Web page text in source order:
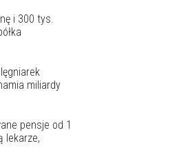
i 300 tys.
miliardy
pensje od 1
lekarze,